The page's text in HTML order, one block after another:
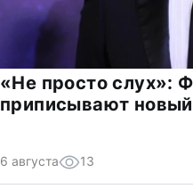
«Не просто слух»:
приписывают
6 августа 13